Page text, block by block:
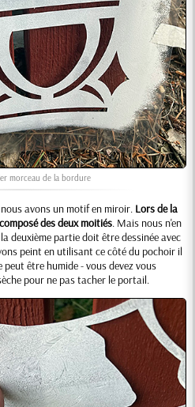
morceau de la bordure
avons un motif en miroir. Lors de la
des deux moitiés. Mais nous n'en
deuxième partie doit être dessinée avec
peint en utilisant ce côté du pochoir il
être humide - vous devez vous
pour ne pas tacher le portail.